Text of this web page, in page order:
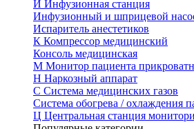
И Инфузионная станция
Инфузионный и шприцевой
Испаритель анестетиков
К Компрессор медицинский
Консоль медицинская
М Монитор пациента
Н Наркозный аппарат
С Система медицинских газов
Система обогрева / охлаждения
Ц Центральная станция